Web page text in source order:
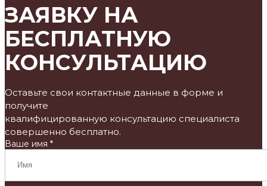
ЗАЯВКУ НА
БЕСПЛАТНУЮ
КОНСУЛЬТАЦИЮ
Оставьте свои контактные данные в форме и
получите
квалифицированную консультацию специалиста
совершенно бесплатно.
Ваше имя *